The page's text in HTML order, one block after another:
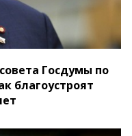
Госдумы по
благоустроят